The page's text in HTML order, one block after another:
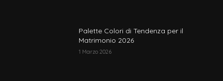
Palette Colori di Tendenza per il
Matrimonio 2026
1 Marzo 2026